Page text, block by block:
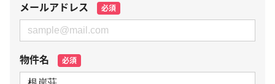
メールアドレス 必須
物件名 必須